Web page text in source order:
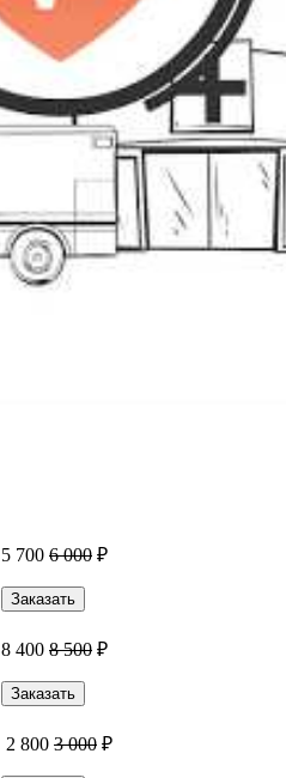
5 700 6 000 ₽
Заказать
8 400 8 500 ₽
Заказать
2 800 3 000 ₽